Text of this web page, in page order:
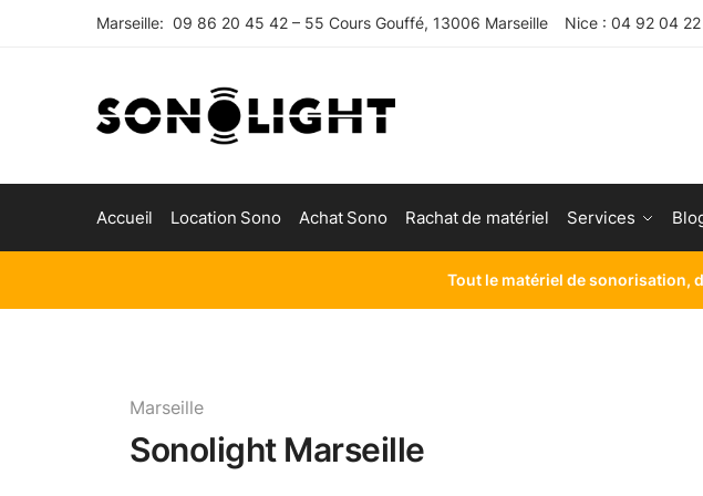
Marseille: 09 86 20 45 42 – 55 Cours Gouffé, 13006 Marseille Nice : 04 92 04
Accueil Location Sono Achat Sono Rachat de matériel Services
Tout le matériel de sonorisation,
Marseille
Sonolight Marseille